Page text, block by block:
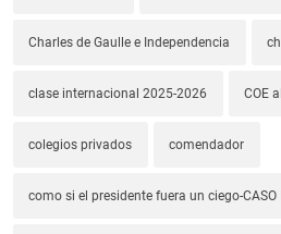
Charles de Gaulle e Independencia
clase internacional 2025-2026 COE
colegios privados comendador
como si el presidente fuera un ciego-